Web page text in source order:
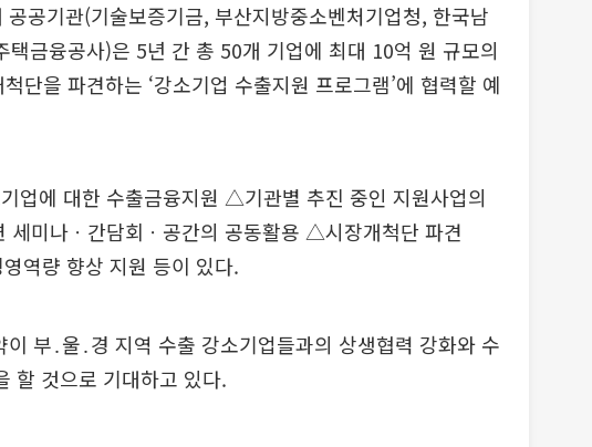
공기관(기술보증기금, 부산지방중소벤처기업청, 한국남
택금융공사)은 5년 간 총 50개 기업에 최대 10억 원 규모의
단을 파견하는 ‘강소기업 수출지원 프로그램’에 협력할 예
업에 대한 수출금융지원 △기관별 추진 중인 지원사업의
미나ㆍ간담회ㆍ공간의 공동활용 △시장개척단 파견
역량 향상 지원 등이 있다.
부․울․경 지역 수출 강소기업들과의 상생협력 강화와 수
할 것으로 기대하고 있다.